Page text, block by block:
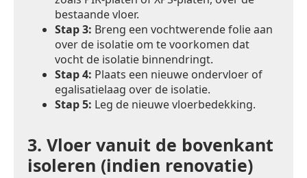
bestaande vloer.
Stap 3: Breng een vochtwerende folie aan
over de isolatie om te voorkomen dat
vocht de isolatie binnendringt.
Stap 4: Plaats een nieuwe ondervloer of
egalisatielaag over de isolatie.
Stap 5: Leg de nieuwe vloerbedekking.
3. Vloer vanuit de bovenkant
isoleren (indien renovatie)